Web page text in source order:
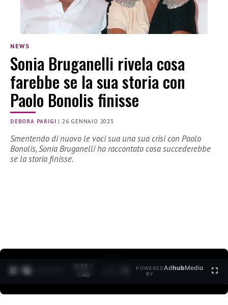
NEWS
Sonia Bruganelli rivela cosa
farebbe se la sua storia con
Paolo Bonolis finisse
DEBORA PARIGI | 26 GENNAIO 2023
Smentendo di nuovo le voci sua una sua crisi con Paolo
Bonolis, Sonia Bruganelli ha raccontato cosa succederebbe
se la storia finisse.
0:30 /
1:40
POWERED
BY
AdhubMedia